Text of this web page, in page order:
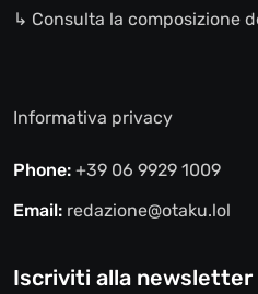
↳ Consulta la composizione
Informativa privacy
Phone: +39 06 9929 1009
Email: redazione@otaku.lol
Iscriviti alla newsletter